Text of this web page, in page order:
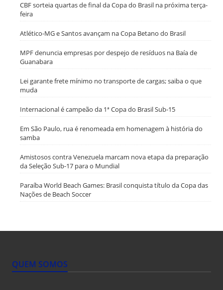
CBF sorteia quartas de final da Copa do Brasil na próxima terça-
feira
Atlético-MG e Santos avançam na Copa Betano do Brasil
MPF denuncia empresas por despejo de resíduos na Baía de
Guanabara
Lei garante frete mínimo no transporte de cargas; saiba o que
muda
Internacional é campeão da 1ª Copa do Brasil Sub-15
Em São Paulo, rua é renomeada em homenagem à história do
samba
Amistosos contra Venezuela marcam nova etapa da preparação
da Seleção Sub-17 para o Mundial
Paraíba World Beach Games: Brasil conquista título da Copa das
Nações de Beach Soccer
QUEM SOMOS